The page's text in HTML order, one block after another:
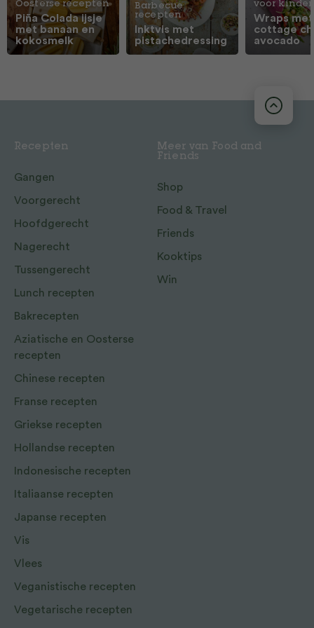
Oosterse recepten
Piña Colada ijsje
met banaan en
kokosmelk
Barbecue
recepten
Inktvis met
pistachedressing
voor
Wraps met
cottage
avocado
Recepten
Gangen
Voorgerecht
Hoofdgerecht
Nagerecht
Tussengerecht
Lunch recepten
Bakrecepten
Aziatische en Oosterse
recepten
Chinese recepten
Franse recepten
Griekse recepten
Hollandse recepten
Indonesische recepten
Italiaanse recepten
Japanse recepten
Vis
Vlees
Veganistische recepten
Vegetarische recepten
Meer van Food and
Friends
Shop
Food & Travel
Friends
Kooktips
Win